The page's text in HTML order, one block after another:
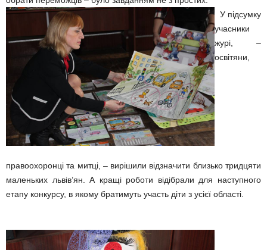
У підсумку
учасники
журі, –
освітяни,
правоохоронці та митці, – вирішили відзначити близько тридцяти
маленьких львів’ян. А кращі роботи відібрали для наступного
етапу конкурсу, в якому братимуть участь діти з усієї області.